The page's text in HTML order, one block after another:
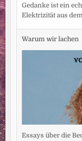
Gedanke ist ein
Elektrizität aus
Warum wir lachen
Essays über die